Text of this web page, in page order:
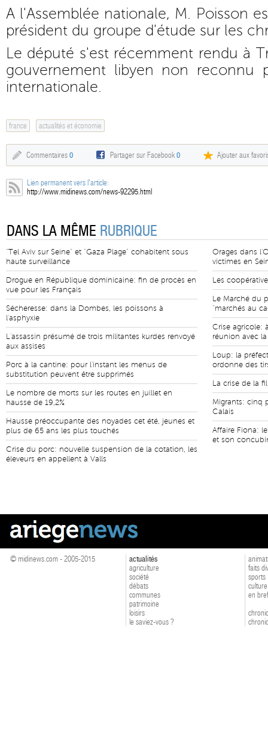
A l'Assemblée nationale, M. Poisson
président du groupe d'étude sur les
Le député s'est récemment rendu à
gouvernement libyen non reconnu
internationale.
france actualités et économie
Commentaires 0 Partager sur Facebook0 Ajouter aux
Lien permanent vers l'article:
http://www.midinews.com/news-92295.html
DANS LA MÊME RUBRIQUE
"Tel Aviv sur Seine" et "Gaza Plage" cohabitent sous
haute surveillance
Drogue en République dominicaine: fin de procès en
vue pour les Français
Sécheresse: dans la Dombes, les poissons à
l'asphyxie
L'assassin présumé de trois militantes kurdes renvoyé
aux assises
Porc à la cantine: pour l'instant les menus de
substitution peuvent être supprimés
Le nombre de morts sur les routes en juillet en
hausse de 19,2%
Hausse préoccupante des noyades cet été, jeunes et
plus de 65 ans les plus touchés
Crise du porc: nouvelle suspension de la cotation, les
éleveurs en appellent à Valls
Orages dans
victimes en
Les
Le Marché du
"marchés au
Crise agricole:
réunion avec
Loup: la
ordonne des
La crise de la
Migrants: cinq
Calais
Affaire Fiona:
et son
© midinews.com - 2005-2015
actualités
agriculture
société
débats
communes
patrimoine
loisirs
le saviez-vous ?
faits
sports
culture
en bref